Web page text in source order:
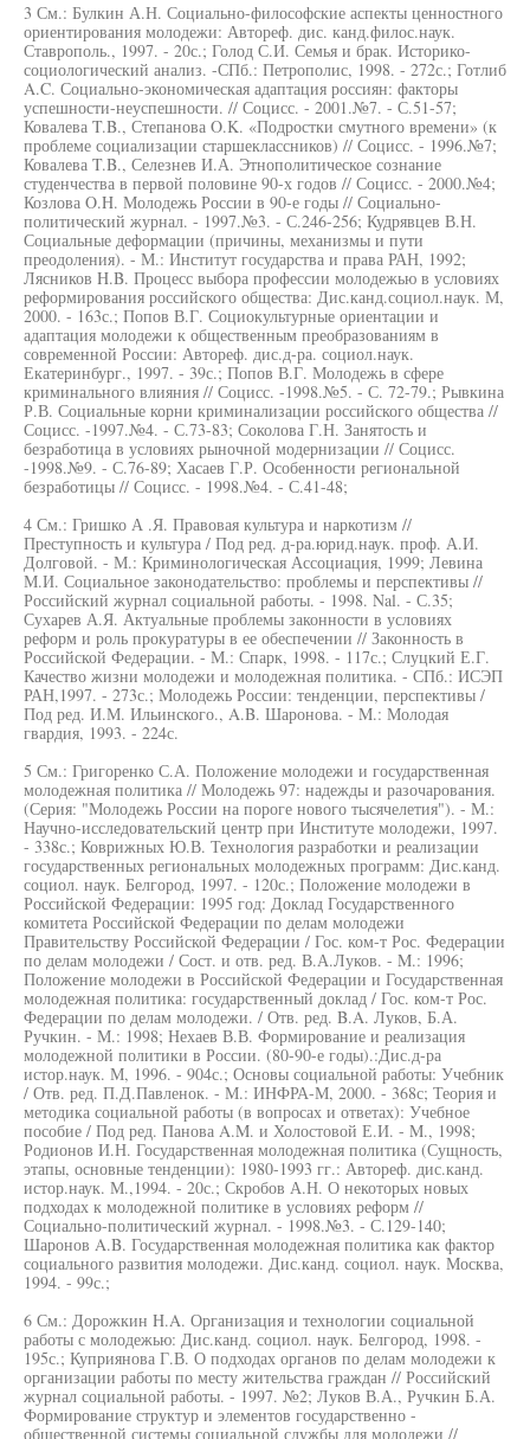
3 См.: Булкин А.Н. Социально-философские аспекты ценностного
ориентирования молодежи: Автореф. дис. канд.филос.наук.
Ставрополь., 1997. - 20с.; Голод С.И. Семья и брак. Историко-
социологический анализ. -СПб.: Петрополис, 1998. - 272с.; Готлиб
A.C. Социально-экономическая адаптация россиян: факторы
успешности-неуспешности. // Социсс. - 2001.№7. - С.51-57;
Ковалева T.B., Степанова O.K. «Подростки смутного времени» (к
проблеме социализации старшеклассников) // Социсс. - 1996.№7;
Ковалева T.B., Селезнев И.А. Этнополитическое сознание
студенчества в первой половине 90-х годов // Социсс. - 2000.№4;
Козлова O.H. Молодежь России в 90-е годы // Социально-
политический журнал. - 1997.№3. - С.246-256; Кудрявцев В.Н.
Социальные деформации (причины, механизмы и пути
преодоления). - М.: Институт государства и права РАН, 1992;
Лясников H.B. Процесс выбора профессии молодежью в условиях
реформирования российского общества: Дис.канд.социол.наук. М,
2000. - 163с.; Попов В.Г. Социокультурные ориентации и
адаптация молодежи к общественным преобразованиям в
современной России: Автореф. дис.д-ра. социол.наук.
Екатеринбург., 1997. - 39с.; Попов В.Г. Молодежь в сфере
криминального влияния // Социсс. -1998.№5. - С. 72-79.; Рывкина
Р.В. Социальные корни криминализации российского общества //
Социсс. -1997.№4. - С.73-83; Соколова Г.Н. Занятость и
безработица в условиях рыночной модернизации // Социсс.
-1998.№9. - С.76-89; Хасаев Г.Р. Особенности региональной
безработицы // Социсс. - 1998.№4. - С.41-48;
4 См.: Гришко А .Я. Правовая культура и наркотизм //
Преступность и культура / Под ред. д-ра.юрид.наук. проф. А.И.
Долговой. - М.: Криминологическая Ассоциация, 1999; Левина
М.И. Социальное законодательство: проблемы и перспективы //
Российский журнал социальной работы. - 1998. Nal. - С.35;
Сухарев А.Я. Актуальные проблемы законности в условиях
реформ и роль прокуратуры в ее обеспечении // Законность в
Российской Федерации. - М.: Спарк, 1998. - 117с.; Слуцкий Е.Г.
Качество жизни молодежи и молодежная политика. - СПб.: ИСЭП
РАН,1997. - 273с.; Молодежь России: тенденции, перспективы /
Под ред. И.М. Ильинского., A.B. Шаронова. - M.: Молодая
гвардия, 1993. - 224с.
5 См.: Григоренко С.А. Положение молодежи и государственная
молодежная политика // Молодежь 97: надежды и разочарования.
(Серия: "Молодежь России на пороге нового тысячелетия"). - М.:
Научно-исследовательский центр при Институте молодежи, 1997.
- 338с.; Коврижных Ю.В. Технология разработки и реализации
государственных региональных молодежных программ: Дис.канд.
социол. наук. Белгород, 1997. - 120с.; Положение молодежи в
Российской Федерации: 1995 год: Доклад Государственного
комитета Российской Федерации по делам молодежи
Правительству Российской Федерации / Гос. ком-т Рос. Федерации
по делам молодежи / Сост. и отв. ред. В.А.Луков. - M.: 1996;
Положение молодежи в Российской Федерации и Государственная
молодежная политика: государственный доклад / Гос. ком-т Рос.
Федерации по делам молодежи. / Отв. ред. B.A. Луков, Б.А.
Ручкин. - М.: 1998; Нехаев В.В. Формирование и реализация
молодежной политики в России. (80-90-е годы).:Дис.д-ра
истор.наук. М, 1996. - 904с.; Основы социальной работы: Учебник
/ Отв. ред. П.Д.Павленок. - М.: ИНФРА-М, 2000. - 368с; Теория и
методика социальной работы (в вопросах и ответах): Учебное
пособие / Под ред. Панова A.M. и Холостовой Е.И. - M., 1998;
Родионов И.Н. Государственная молодежная политика (Сущность,
этапы, основные тенденции): 1980-1993 гг.: Автореф. дис.канд.
истор.наук. М.,1994. - 20с.; Скробов А.Н. О некоторых новых
подходах к молодежной политике в условиях реформ //
Социально-политический журнал. - 1998.№3. - С.129-140;
Шаронов A.B. Государственная молодежная политика как фактор
социального развития молодежи. Дис.канд. социол. наук. Москва,
1994. - 99с.;
6 См.: Дорожкин H.A. Организация и технологии социальной
работы с молодежью: Дис.канд. социол. наук. Белгород, 1998. -
195с.; Куприянова Г.В. О подходах органов по делам молодежи к
организации работы по месту жительства граждан // Российский
журнал социальной работы. - 1997. №2; Луков В.А., Ручкин Б.А.
Формирование структур и элементов государственно -
общественной системы социальной службы для молодежи //